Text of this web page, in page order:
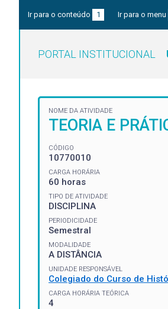
Ir para o conteúdo 1 Ir para o menu
PORTAL INSTITUCIONAL
NOME DA ATIVIDADE
TEORIA E
CÓDIGO
10770010
CARGA HORÁRIA
60 horas
TIPO DE ATIVIDADE
DISCIPLINA
PERIODICIDADE
Semestral
MODALIDADE
A DISTÂNCIA
UNIDADE RESPONSÁVEL
Colegiado do Curso de
CARGA HORÁRIA TEÓRICA
4